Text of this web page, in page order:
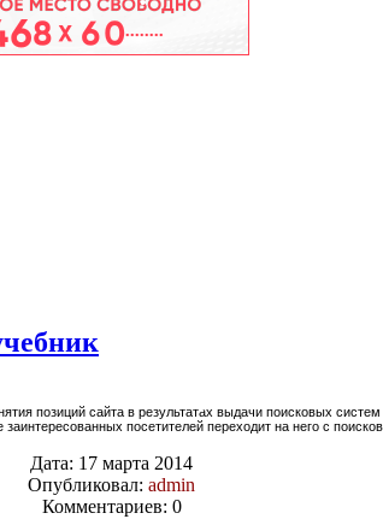
позиций сайта в результатах выдачи поисковых
посетителей переходит на него с
Дата: 17 марта 2014
Опубликовал: admin
Комментариев: 0